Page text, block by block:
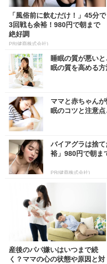
「風俗前に飲むだけ！」45分で
3回戦も余裕！980円で朝まで
絶好調
PR(健商株式会社)
睡眠の質が悪い
眠の質を高める方
ママと赤ちゃん
眠のコツと注意点
バイアグラは捨
裕」980円で朝ま
PR(健商株式会社)
産後のパパ嫌いはいつまで続
く？ママの心の状態や原因と対